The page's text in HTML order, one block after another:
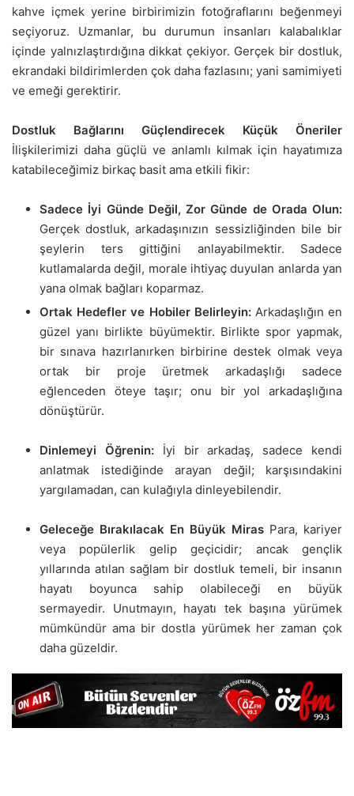
kahve içmek yerine birbirimizin fotoğraflarını beğenmeyi
seçiyoruz. Uzmanlar, bu durumun insanları kalabalıklar
içinde yalnızlaştırdığına dikkat çekiyor. Gerçek bir dostluk,
ekrandaki bildirimlerden çok daha fazlasını; yani samimiyeti
ve emeği gerektirir.
Dostluk Bağlarını Güçlendirecek Küçük Öneriler
İlişkilerimizi daha güçlü ve anlamlı kılmak için hayatımıza
katabileceğimiz birkaç basit ama etkili fikir:
Sadece İyi Günde Değil, Zor Günde de Orada Olun:
Gerçek dostluk, arkadaşınızın sessizliğinden bile bir
şeylerin ters gittiğini anlayabilmektir. Sadece
kutlamalarda değil, morale ihtiyaç duyulan anlarda yan
yana olmak bağları koparmaz.
Ortak Hedefler ve Hobiler Belirleyin:Arkadaşlığın en
güzel yanı birlikte büyümektir. Birlikte spor yapmak,
bir sınava hazırlanırken birbirine destek olmak veya
ortak bir proje üretmek arkadaşlığı sadece
eğlenceden öteye taşır; onu bir yol arkadaşlığına
dönüştürür.
Dinlemeyi Öğrenin:İyi bir arkadaş, sadece kendi
anlatmak istediğinde arayan değil; karşısındakini
yargılamadan, can kulağıyla dinleyebilendir.
Geleceğe Bırakılacak En Büyük Miras Para, kariyer
veya popülerlik gelip geçicidir; ancak gençlik
yıllarında atılan sağlam bir dostluk temeli, bir insanın
hayatı boyunca sahip olabileceği en büyük
sermayedir. Unutmayın, hayatı tek başına yürümek
mümkündür ama bir dostla yürümek her zaman çok
daha güzeldir.